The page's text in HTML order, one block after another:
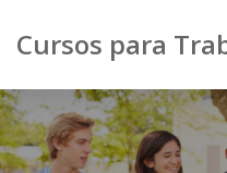
Cursos para